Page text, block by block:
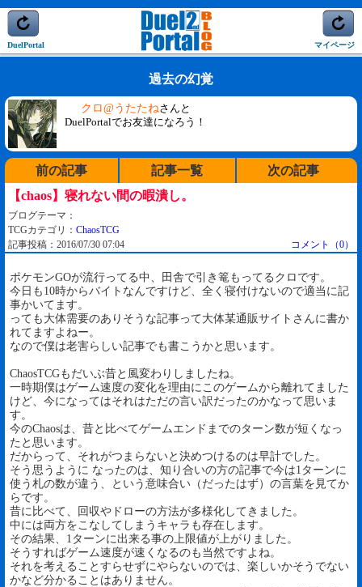
DuelPortal マイページ
過去の幻覚
クロ@うたたねさんと
DuelPortalでお友達になろう！
前の記事 記事一覧
次の記事
【chaos】寝れない間の暇潰し。
ブログテーマ：
TCGカテゴリ： ChaosTCG
記事投稿：2016/07/30 07:04
コメント（0）
ポケモンGOが流行ってる中、田舎で引き篭もってるクロです。
今日も10時からバイトなんですけど、全く寝付けないので適当に記
事かいてます。
っても大体需要のありそうな記事って大体某通販サイトさんに書か
れてますよねー。
なので僕は老害らしい記事でも書こうかと思います。
ChaosTCGもだいぶ昔と風変わりしましたね。
一時期僕はゲーム速度の変化を理由にこのゲームから離れてました
けど、今になってはそれはただの言い訳だったのかなって思いま
す。
今のChaosは、昔と比べてゲームエンドまでのターン数が短くなっ
たと思います。
だからって、それがつまらないと決めつけるのは早計でした。
そう思うように なったのは、知り合いの方の記事で今は1ターンに
使う札の数が違う、という意味合い（だったはず）の言葉を見てか
らです。
昔に比べて、回収やドローの方法が多様化してきました。
中には両方をこなしてしまうキャラも存在します。
その結果、1ターンに出来る事の上限値が上がりました。
そうすればゲーム速度が速くなるのも当然ですよね。
それを考えることすらせずにやらないのでは、楽しいかそうでない
かなど分かることはありません。